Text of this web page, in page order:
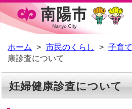
ホーム 市民のくらし 子育て
康診査について
妊婦健康診査について